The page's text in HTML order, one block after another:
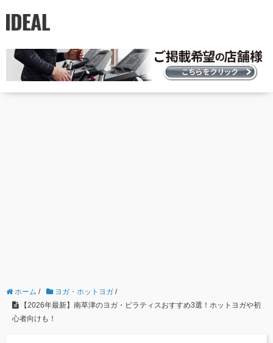
ホーム / ヨガ・ホットヨガ /
【2026年最新】南草津のヨガ・ピラティスおすすめ3選！ホットヨガや初
心者向けも！